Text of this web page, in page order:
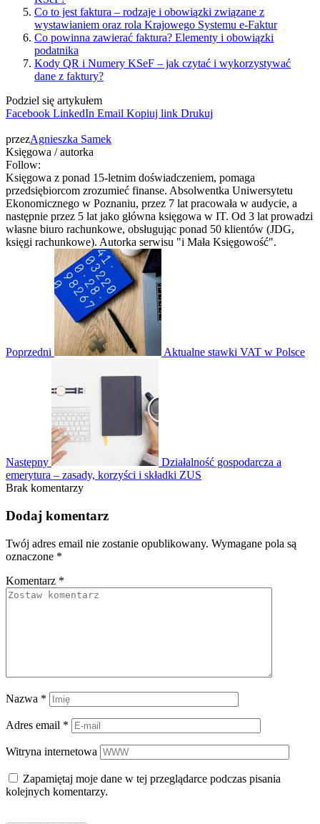
Co to jest faktura – rodzaje i obowiązki związane z
wystawianiem oraz rola Krajowego Systemu e-Faktur
Co powinna zawierać faktura? Elementy i obowiązki
podatnika
Kody QR i Numery KSeF – jak czytać i wykorzystywać
dane z faktury?
Podziel się artykułem
Facebook LinkedIn Email Kopiuj link Drukuj
przezAgnieszka Samek
Księgowa / autorka
Follow:
Księgowa z ponad 15-letnim doświadczeniem, pomaga
przedsiębiorcom zrozumieć finanse. Absolwentka Uniwersytetu
Ekonomicznego w Poznaniu, przez 7 lat pracowała w audycie, a
następnie przez 5 lat jako główna księgowa w IT. Od 3 lat prowadzi
własne biuro rachunkowe, obsługując ponad 50 klientów (JDG,
księgi rachunkowe). Autorka serwisu "i Mała Księgowość".
Poprzedni Aktualne stawki VAT w Polsce
Następny
Działalność gospodarcza a
emerytura – zasady, korzyści i składki ZUS
Brak komentarzy
Dodaj komentarz
Twój adres email nie zostanie opublikowany. Wymagane pola są
oznaczone *
Komentarz *
Nazwa *
Adres email *
Witryna internetowa
Zapamiętaj moje dane w tej przeglądarce podczas pisania
kolejnych komentarzy.